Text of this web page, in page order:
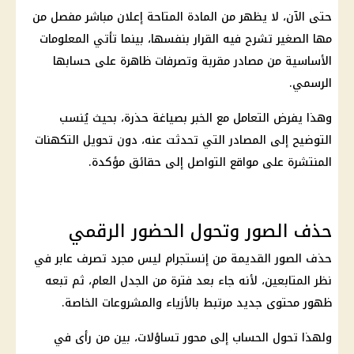
حتى الآن، لا يظهر من المادة المتاحة إعلان مباشر مفصل من
مها الصغير تشرح فيه القرار بنفسها، بينما تأتي المعلومات
الأساسية من مصادر مقربة وتصرفات ظاهرة على حسابها
الرسمي.
وهذا يفرض التعامل مع الخبر بصياغة حذرة، بحيث يُنسب
التوضيح إلى المصادر التي تحدثت عنه، دون تحويل التكهنات
المنتشرة على مواقع التواصل إلى حقائق مؤكدة.
حذف الصور وتحول الحضور الرقمي
حذف الصور القديمة من إنستجرام ليس مجرد تصرف عابر في
نظر المتابعين، لأنه جاء بعد فترة من الجدل العام، ثم تبعه
ظهور محتوى جديد مرتبط بالأزياء والمشروعات الخاصة.
ولهذا تحول الحساب إلى محور تساؤلات، بين من رأى في